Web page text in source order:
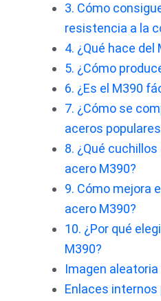
3. Cómo
resistencia a la
4. ¿Qué hace del
5. ¿Cómo
6. ¿Es el M390
7. ¿Cómo se
aceros
8. ¿Qué
acero M390?
9. Cómo mejora
acero M390?
10. ¿Por qué
M390?
Imagen
Enlaces